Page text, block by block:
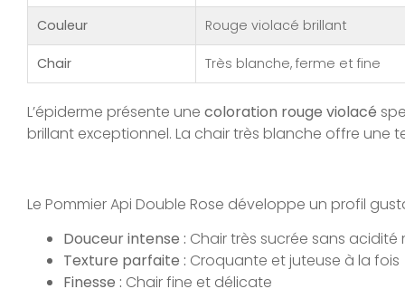
Couleur Rouge violacé brillant
Chair Très blanche, ferme et fine
L’épiderme présente une coloration rouge violacé
brillant exceptionnel. La chair très blanche offre une
Le Pommier Api Double Rose développe un profil
Douceur intense : Chair très sucrée sans acidité
Texture parfaite : Croquante et juteuse à la fois
Finesse : Chair fine et délicate